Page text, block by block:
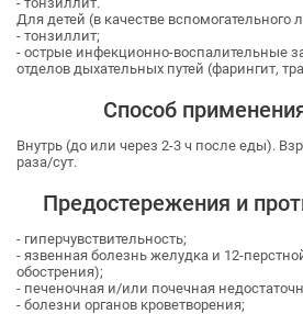
Для детей (в качестве вспомогательного
- тонзиллит;
- острые инфекционно-воспалительные
отделов дыхательных путей (фарингит,
Способ
Внутрь (до или через 2-3 ч после еды).
раза/сут.
Предостережения и
- гиперчувствительность;
- язвенная болезнь желудка и 12-
обострения);
- печеночная и/или почечная
- болезни органов кроветворения;